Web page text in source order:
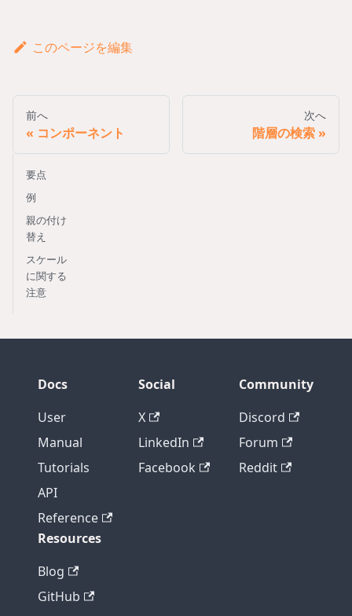
このページを編集
前へ
コンポーネント
次へ
階層の検索
要点
例
親の付け
替え
スケール
に関する
注意
Docs
User
Manual
Tutorials
API
Reference
Social
X
LinkedIn
Facebook
Community
Discord
Forum
Reddit
Resources
Blog
GitHub